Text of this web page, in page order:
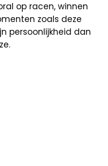
op racen, winnen
zoals deze
persoonlijkheid dan